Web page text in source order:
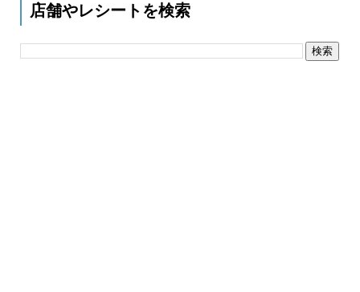
店舗やレシートを検索